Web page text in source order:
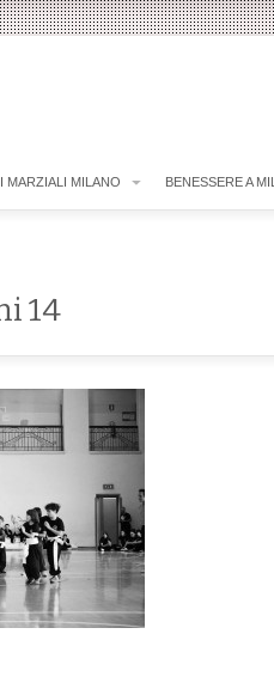
MARZIALI MILANO BENESSERE A
14